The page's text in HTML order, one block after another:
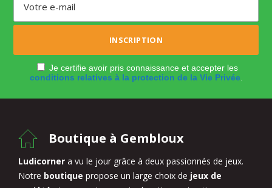
Je certifie avoir pris connaissance et accepter les
conditions relatives à la protection de la Vie Privée.
Boutique à Gembloux
Ludicorner a vu le jour grâce à deux passionnés de jeux.
Notre boutique propose un large choix de jeux de